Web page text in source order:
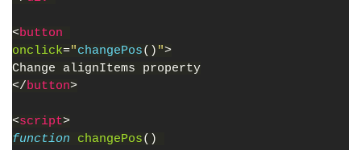
<button
onclick="changePos() ">
Change alignItems property
</button>
<script>
function changePos()